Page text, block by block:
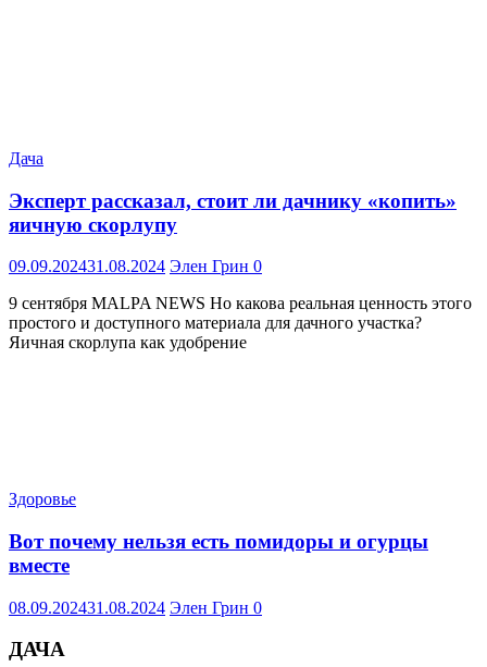
Дача
Эксперт рассказал, стоит ли дачнику «копить»
яичную скорлупу
09.09.202431.08.2024 Элен Грин 0
9 сентября MALPA NEWS Но какова реальная ценность этого
простого и доступного материала для дачного участка?
Яичная скорлупа как удобрение
Здоровье
Вот почему нельзя есть помидоры и огурцы
вместе
08.09.202431.08.2024 Элен Грин 0
ДАЧА